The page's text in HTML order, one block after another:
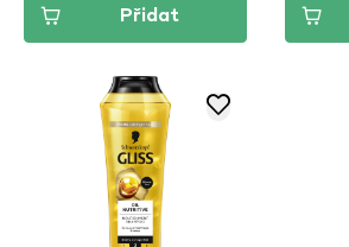
Přidat